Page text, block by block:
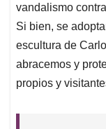
vandalismo
Si bien, se
escultura de
abracemos y
propios y